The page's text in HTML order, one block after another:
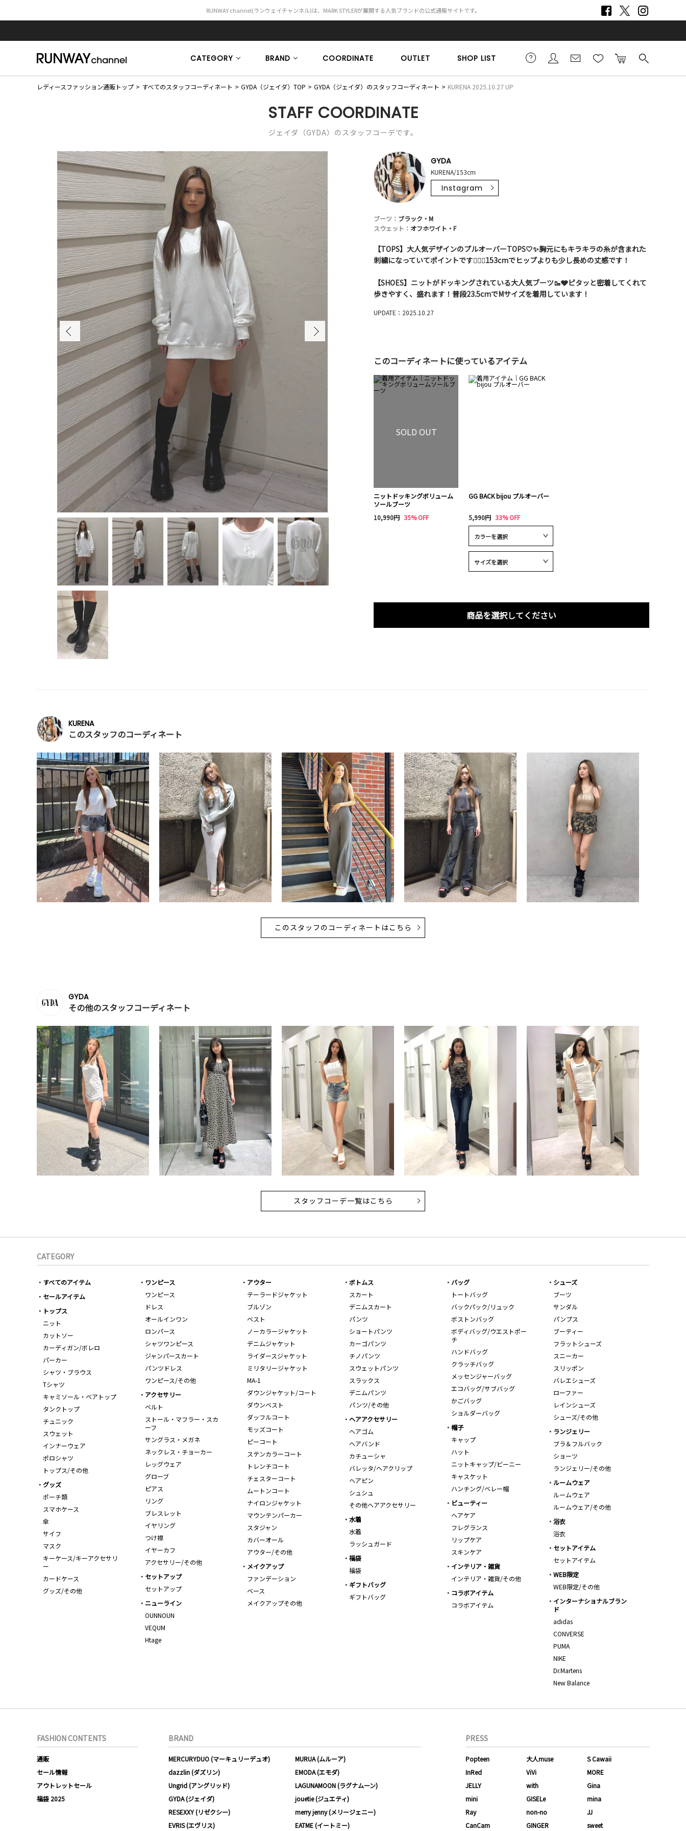
RUNWAY channel(ランウェイチャンネル)は、MARK STYLERが展開する人気ブランドの公式通販サイトです。
CATEGORY BRAND COORDINATE OUTLET SHOP LIST
レディースファッション通販トップ すべてのスタッフコーディネート GYDA（ジェイダ）TOP GYDA（ジェイダ）のスタッフコーディネート KURENA 2025.10.27 UP
STAFF COORDINATE
ジェイダ（GYDA）のスタッフコーデです。
GYDA
KURENA/153cm
Instagram
ブーツ： ブラック・M
スウェット： オフホワイト・F
【TOPS】大人気デザインのプルオーバーTOPS🤍✨️胸元にもキラキラの糸が含まれた
刺繍になっていてポイントです☝🏼💫153cmでヒップよりも少し長めの丈感です！
【SHOES】ニットがドッキングされている大人気ブーツ🥾🩶ピタッと密着してくれて
歩きやすく、盛れます！普段23.5cmでMサイズを着用しています！
UPDATE：2025.10.27
このコーディネートに使っているアイテム
SOLD OUT
ニットドッキングボリューム
ソールブーツ
10,990円 35% OFF
GG BACK bijou プルオーバー
5,990円 33% OFF
商品を選択してください
KURENA
このスタッフのコーディネート
このスタッフのコーディネートはこちら
GYDA
その他のスタッフコーディネート
スタッフコーデ一覧はこちら
CATEGORY
すべてのアイテム
セールアイテム
トップス
ニット
カットソー
カーディガン/ボレロ
パーカー
シャツ・ブラウス
Tシャツ
キャミソール・ベアトップ
タンクトップ
チュニック
スウェット
インナーウェア
ポロシャツ
トップス/その他
ワンピース
ワンピース
ドレス
オールインワン
ロンパース
シャツワンピース
ジャンパースカート
パンツドレス
ワンピース/その他
アウター
テーラードジャケット
ブルゾン
ベスト
ノーカラージャケット
デニムジャケット
ライダースジャケット
ミリタリージャケット
MA-1
ダウンジャケット/コート
ダウンベスト
ダッフルコート
モッズコート
ピーコート
ステンカラーコート
トレンチコート
チェスターコート
ムートンコート
ナイロンジャケット
マウンテンパーカー
スタジャン
カバーオール
アウター/その他
ボトムス
スカート
デニムスカート
パンツ
ショートパンツ
カーゴパンツ
チノパンツ
スウェットパンツ
スラックス
デニムパンツ
パンツ/その他
バッグ
トートバッグ
バックパック/リュック
ボストンバッグ
ボディバッグ/ウエストポー
チ
ハンドバッグ
クラッチバッグ
メッセンジャーバッグ
エコバッグ/サブバッグ
かごバッグ
ショルダーバッグ
シューズ
ブーツ
サンダル
パンプス
ブーティー
フラットシューズ
スニーカー
スリッポン
バレエシューズ
ローファー
レインシューズ
シューズ/その他
アクセサリー
ベルト
ストール・マフラー・スカ
ーフ
サングラス・メガネ
ネックレス・チョーカー
レッグウェア
グローブ
ピアス
リング
ブレスレット
イヤリング
つけ襟
イヤーカフ
アクセサリー/その他
ヘアアクセサリー
ヘアゴム
ヘアバンド
カチューシャ
バレッタ/ヘアクリップ
ヘアピン
シュシュ
その他ヘアアクセサリー
帽子
キャップ
ハット
ニットキャップ/ビーニー
キャスケット
ハンチング/ベレー帽
ランジェリー
ブラ＆フルバック
ショーツ
ランジェリー/その他
ルームウェア
ルームウェア
ルームウェア/その他
グッズ
ポーチ類
スマホケース
傘
サイフ
マスク
キーケース/キーアクセサリ
ー
カードケース
グッズ/その他
ビューティー
ヘアケア
フレグランス
リップケア
スキンケア
水着
水着
ラッシュガード
浴衣
浴衣
セットアイテム
セットアイテム
福袋
福袋
メイクアップ
ファンデーション
ベース
メイクアップその他
インテリア・雑貨
インテリア・雑貨/その他
WEB限定
WEB限定/その他
セットアップ
セットアップ
ギフトバッグ
ギフトバッグ
コラボアイテム
コラボアイテム
インターナショナルブラン
ド
adidas
CONVERSE
PUMA
NIKE
Dr.Martens
New Balance
ニューライン
OUNNOUN
VEQUM
Htage
FASHION CONTENTS
通販
セール情報
アウトレットセール
福袋 2025
BRAND
MERCURYDUO (マーキュリーデュオ)
MURUA (ムルーア)
dazzlin (ダズリン)
EMODA (エモダ)
Ungrid (アングリッド)
LAGUNAMOON (ラグナムーン)
GYDA (ジェイダ)
jouetie (ジュエティ)
RESEXXY (リゼクシー)
merry jenny (メリージェニー)
EVRIS (エヴリス)
EATME (イートミー)
PRESS
Popteen 大人muse
S Cawaii
InRed
ViVi
MORE
JELLY
with
Gina
mini
GISELe
mina
Ray
non-no
JJ
CanCam
GINGER sweet